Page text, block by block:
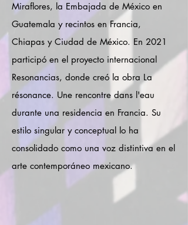
Miraflores, la Embajada de México en
Guatemala y recintos en Francia,
Chiapas y Ciudad de México. En 2021
participó en el proyecto internacional
Resonancias, donde creó la obra La
résonance. Une rencontre dans l'eau
durante una residencia en Francia. Su
estilo singular y conceptual lo ha
consolidado como una voz distintiva en el
arte contemporáneo mexicano.